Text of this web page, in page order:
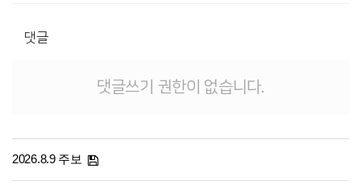
댓글
댓글쓰기 권한이 없습니다.
2026.8.9 주보